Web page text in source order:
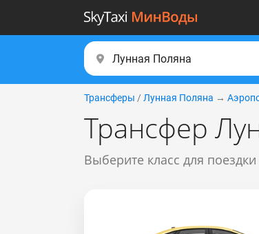
Трансферы / Лунная Поляна →
Трансфер
Выберите класс для